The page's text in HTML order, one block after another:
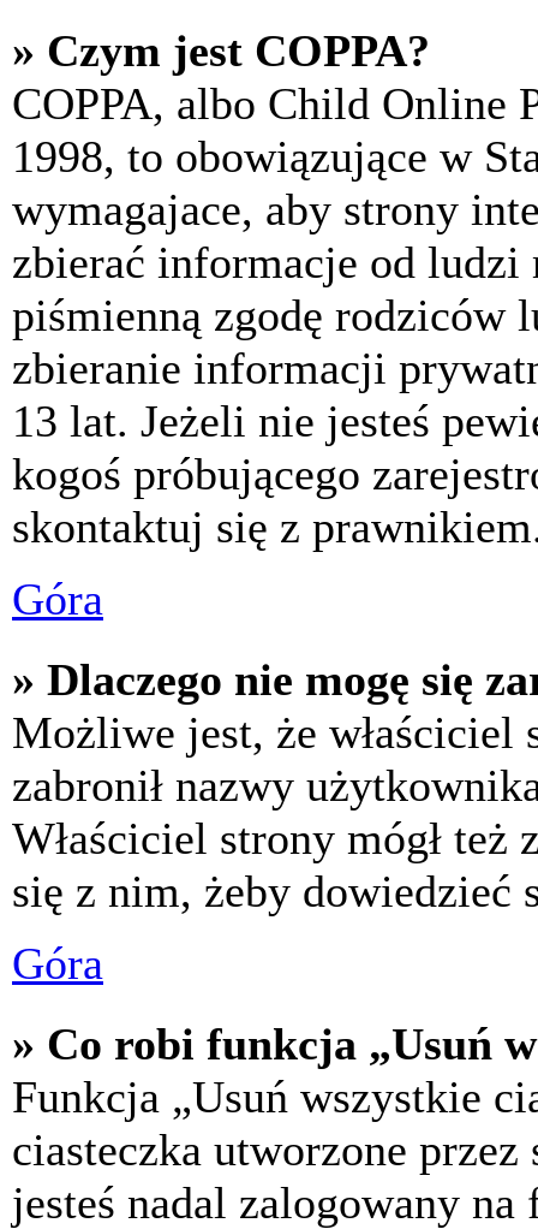
» Czym jest COPPA?
COPPA, albo Child Online
1998, to obowiązujące w
wymagajace, aby strony
zbierać informacje od
piśmienną zgodę rodziców
zbieranie informacji
13 lat. Jeżeli nie jesteś
kogoś próbującego
skontaktuj się z
Góra
» Dlaczego nie mogę się
Możliwe jest, że właściciel
zabronił nazwy
Właściciel strony mógł
się z nim, żeby dowiedzieć
Góra
» Co robi funkcja „Usuń
Funkcja „Usuń wszystkie
ciasteczka utworzone
jesteś nadal zalogowany